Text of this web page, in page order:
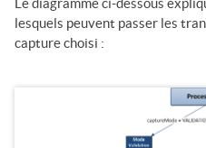
lesquels peuvent passer les
capture choisi :